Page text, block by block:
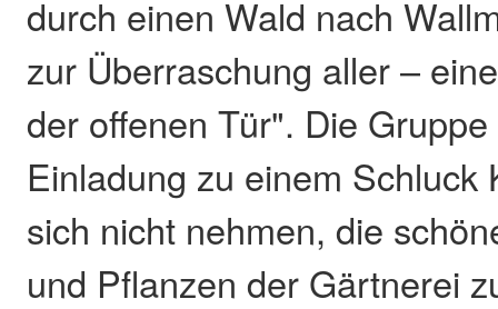
durch einen Wald nach
zur Überraschung aller –
der offenen Tür". Die
Einladung zu einem Schluck
sich nicht nehmen, die
und Pflanzen der Gärtnerei